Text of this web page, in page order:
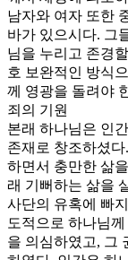
남자와 여자 또한
바가 있으시다. 그
님을 누리고 존경
호 보완적인 방식
께 영광을 돌려야
죄의 기원
본래 하나님은 인
존재로 창조하셨
하면서 충만한 삶
래 기뻐하는 삶을
사단의 유혹에 빠
도적으로 하나님
을 의심하였고, 그